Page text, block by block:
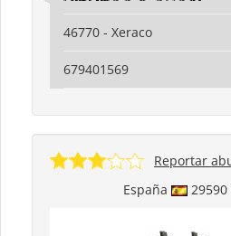
46770 - Xeraco
679401569
España 29590
Reportar